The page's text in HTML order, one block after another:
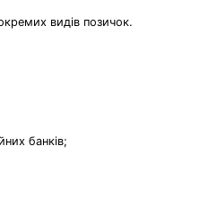
видів позичок.
банків;